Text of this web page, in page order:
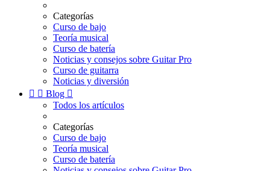
Categorías
Curso de bajo
Teoría musical
Curso de batería
Noticias y consejos sobre Guitar Pro
Curso de guitarra
Noticias y diversión
  Blog 
Todos los artículos
Categorías
Curso de bajo
Teoría musical
Curso de batería